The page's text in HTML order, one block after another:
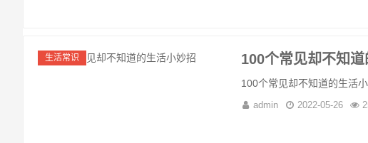
生活常识 100个常见却不知
100个常见却不知道的生活小
admin 2022-05-26